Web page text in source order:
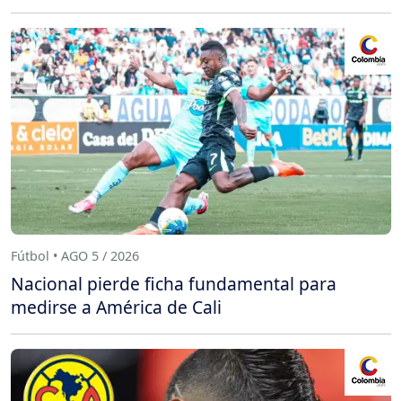
Fútbol • AGO 5 / 2026
Nacional pierde ficha fundamental para
medirse a América de Cali